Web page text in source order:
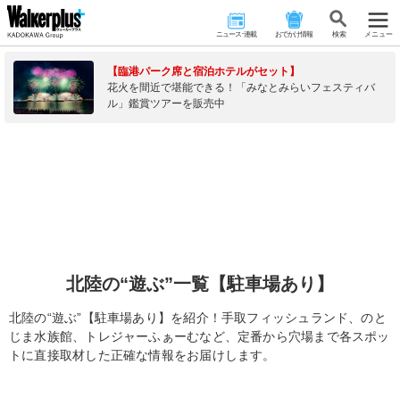
ニュース･連載 おでかけ情報 検 索 メニュー
【臨港パーク席と宿泊ホテルがセット】
花火を間近で堪能できる！「みなとみらいフェスティバ
ル」鑑賞ツアーを販売中
北陸の“遊ぶ”一覧【駐車場あり】
北陸の“遊ぶ”【駐車場あり】を紹介！手取フィッシュランド、のと
じま水族館、トレジャーふぁーむなど、定番から穴場まで各スポッ
トに直接取材した正確な情報をお届けします。